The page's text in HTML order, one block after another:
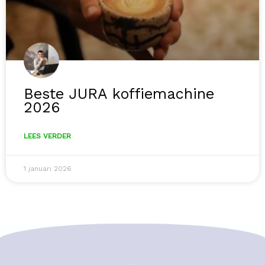
Beste JURA koffiemachine
2026
LEES VERDER
1 januari 2026